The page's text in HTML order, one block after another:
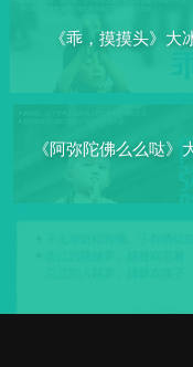
《乖，摸摸头》大
《阿弥陀佛么么哒》